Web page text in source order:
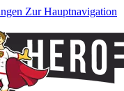
Zur Hauptnavigation